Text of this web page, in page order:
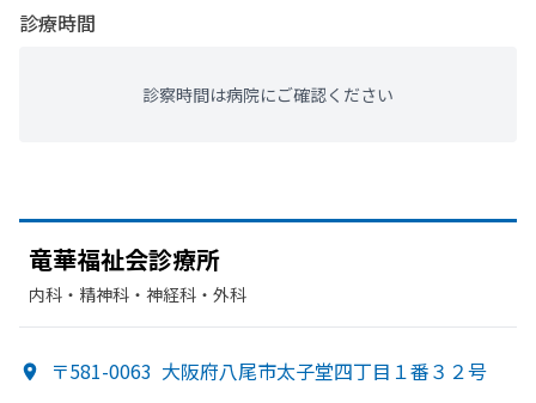
診療時間
診察時間は病院にご確認ください
竜華福祉会診療所
内科・​精神科・神経科・​外科
〒581-0063 大阪府八尾市太子堂四丁目１番３２号